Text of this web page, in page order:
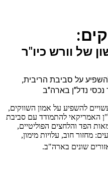
של וורש כיו"ר
על סביבת הריבית,
נכסי נדל"ן בארה"ב
להשפיע על אמון השווקים,
האמריקאי להתמודד עם סביבת
הפד והלחצים הפוליטיים,
מחזור חוב, עלויות מימון,
שונים בארה"ב.